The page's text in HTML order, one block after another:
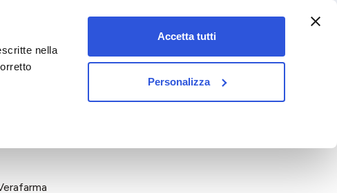
nella
Accetta tutti
Personalizza
vet&pet